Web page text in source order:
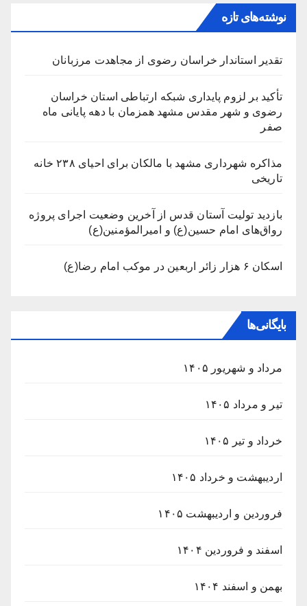
نوشته‌های تازه
تقدیر استاندار خراسان رضوی از مجاهدت مرزبانان
تأکید بر لزوم پایداری شبکه ارتباطی استان خراسان
رضوی و شهر مقدس مشهد همزمان با دهه پایانی ماه
صفر
مذاکره شهرداری مشهد با مالکان برای احیای ۲۳۸ خانه
تاریخی
بازدید تولیت آستان قدس از آخرین وضعیت اجرای پروژه
رواق‌های امام حسین(ع) و امیرالمؤمنین(ع)
اسکان ۶ هزار زائر اربعین در موکب امام رضا(ع)
بایگانی‌ها
مرداد و شهریور ۱۴۰۵
تیر و مرداد ۱۴۰۵
خرداد و تیر ۱۴۰۵
اردیبهشت و خرداد ۱۴۰۵
فروردین و اردیبهشت ۱۴۰۵
اسفند و فروردین ۱۴۰۴
بهمن و اسفند ۱۴۰۴